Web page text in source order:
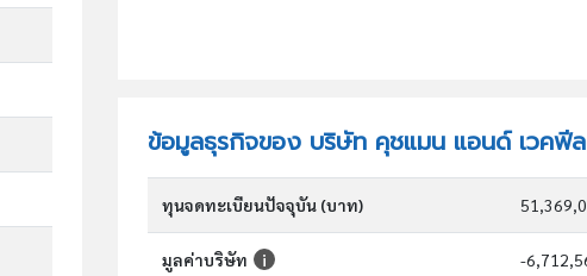
ข้อมูลธุรกิจของ บริษัท คุชแมน แอนด์ เวคฟีล
ทุนจดทะเบียนปัจจุบัน (บาท)
มูลค่าบริษัท -